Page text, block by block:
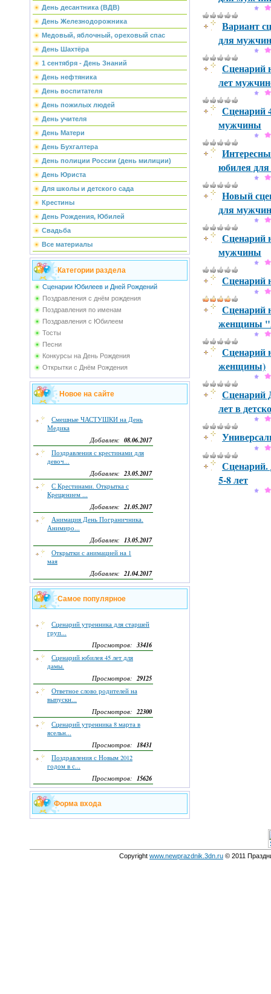
День десантника (ВДВ)
День Железнодорожника
Медовый, яблочный, ореховый спас
День Шахтёра
1 сентября - День Знаний
День нефтяника
День воспитателя
День пожилых людей
День учителя
День Матери
День Бухгалтера
День полиции России (день милиции)
День Юриста
Для школы и детского сада
Крестины
День Рождения, Юбилей
Свадьба
Все материалы
Категории раздела
Сценарии Юбилеев и Дней Рождений
Поздравления с днём рождения
Поздравления по именам
Поздравления с Юбилеем
Тосты
Песни
Конкурсы на День Рождения
Открытки с Днём Рождения
Новое на сайте
Смешные ЧАСТУШКИ на День
Медика
Добавлен: 08.06.2017
Поздравления с крестинами для
девоч...
Добавлен:23.05.2017
С Крестинами. Открытка с
Крещением ...
Добавлен:21.05.2017
Анимация День Пограничника.
Анимиро...
Добавлен: 13.05.2017
Открытки с анимацией на 1
мая
Добавлен:21.04.2017
Самое популярное
Сценарий утренника для старшей
груп...
Просмотров: 33416
Сценарий юбилея 45 лет для
дамы.
Просмотров:29125
Ответное слово родителей на
выпускн...
Просмотров:22300
Сценарий утренника 8 марта в
ясельн...
Просмотров: 18431
Поздравления с Новым 2012
годом в с...
Просмотров: 15626
Форма входа
Вариант
для
Сценарий
лет
Сценарий
мужчины
юбилея
Новый
для
Сценарий
мужчины
Сценарий
Сценарий
женщины
Сценарий
женщины)
Сценарий
лет в
Сценарий.
5-8 лет
Copyright www.newprazdnik.3dn.ru © 2011